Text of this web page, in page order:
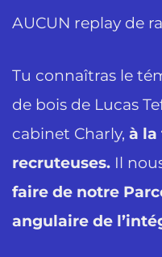
AUCUN replay de
Tu connaîtras le
de bois de Lucas
cabinet Charly, à la
recruteuses. Il
faire de notre
angulaire de